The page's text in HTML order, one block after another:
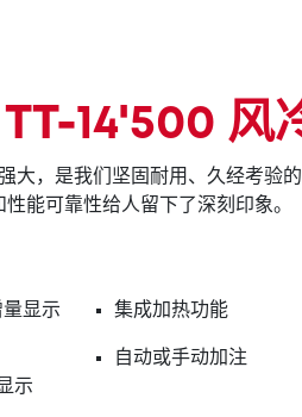
14'500 风
大，是我们坚固耐用、久经考验
能可靠性给人留下了深刻印象。
量显示
示
集成加热功能
自动或手动加注